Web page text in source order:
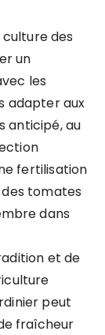
des
un
les
adapter aux
anticipé, au
fertilisation
tomates
dans
et de
peut
fraîcheur